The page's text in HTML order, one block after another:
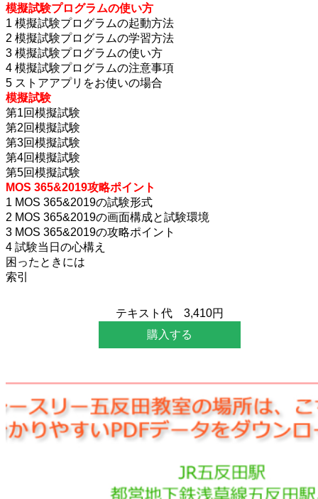
模擬試験プログラムの使い方
1 模擬試験プログラムの起動方法
2 模擬試験プログラムの学習方法
3 模擬試験プログラムの使い方
4 模擬試験プログラムの注意事項
5 ストアアプリをお使いの場合
模擬試験
第1回模擬試験
第2回模擬試験
第3回模擬試験
第4回模擬試験
第5回模擬試験
MOS 365&2019攻略ポイント
1 MOS 365&2019の試験形式
2 MOS 365&2019の画面構成と試験環境
3 MOS 365&2019の攻略ポイント
4 試験当日の心構え
困ったときには
索引
テキスト代 3,410円
購入する